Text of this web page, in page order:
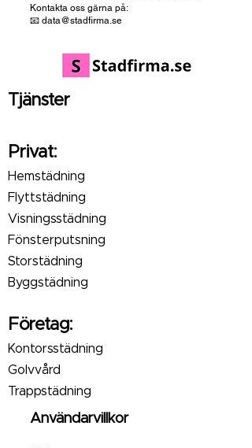
Kontakta oss gärna på:
📧 data@stadfirma.se
Tjänster
Privat:
Hemstädning
Flyttstädning
Visningsstädning
Fönsterputsning
Storstädning
Byggstädning
Företag:
Kontorsstädning
Golvvård
Trappstädning
Användarvillkor